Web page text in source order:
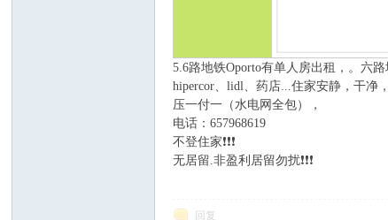
5.6路地铁Oporto有单人房出租，。六
hipercor、lidl、药店...住家安静，干净
压一付一（水电网全包），
电话：657968619
不登住家❗️❗️❗️
无居留.非盈利居留勿扰❗️❗️❗️
回复